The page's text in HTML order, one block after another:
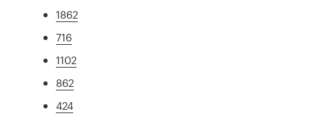
1862
716
1102
862
424